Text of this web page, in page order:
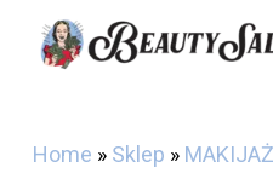
Cart
Home » Sklep » MAKIJAŻ